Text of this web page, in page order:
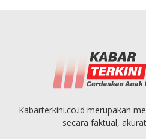
Kabarterkini.co.id merupakan
secara faktual,